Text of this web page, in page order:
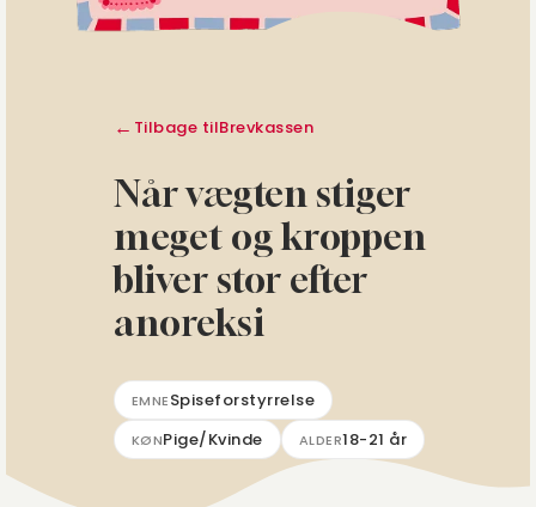
Tilbage tilBrevkassen
Når vægten stiger
meget og kroppen
bliver stor efter
anoreksi
EMNESpiseforstyrrelse
KØNPige/Kvinde ALDER18-21 år